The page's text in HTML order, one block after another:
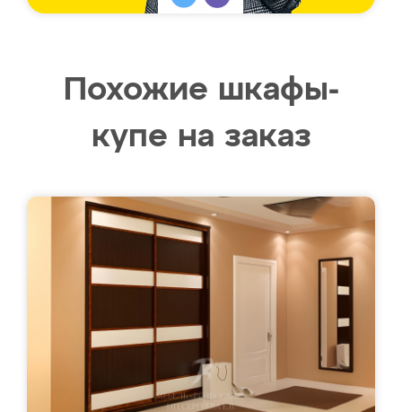
Похожие шкафы-
купе на заказ